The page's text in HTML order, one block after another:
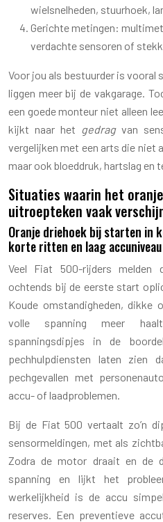
wielsnelheden, stuurhoek,
Gerichte metingen:
verdachte sensoren of
Voor jou als bestuurder is vooral
liggen meer bij de vakgarage.
een goede monteur niet alleen
kijkt naar het gedragvan
vergelijken met een arts die niet
maar ook bloeddruk, hartslag en
Situaties waarin het
uitroepteken vaak
Oranje driehoek bij starten in
korte ritten en laag accuniveau
Veel Fiat 500-rijders melden
ochtends bij de eerste start
Koude omstandigheden, dikke
volle spanning meer
spanningsdipjes in de
pechhulpdiensten laten zien
pechgevallen met
accu- of laadproblemen.
Bij de Fiat 500 vertaalt zo’n
sensormeldingen, met als
Zodra de motor draait en de
spanning en lijkt het
werkelijkheid is de accu
reserves. Een preventieve